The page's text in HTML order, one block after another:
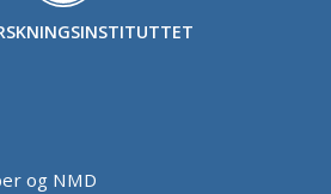
og NMD